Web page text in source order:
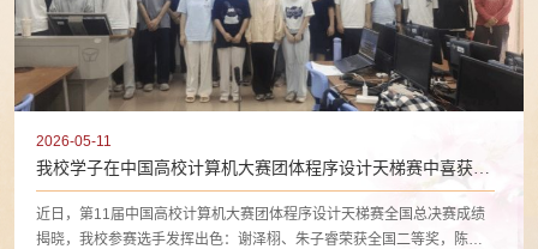
2026-05-11
我校学子在中国高校计算机大赛团体程序设计天梯赛中喜获佳
近日，第11届中国高校计算机大赛团体程序设计天梯赛全国总决赛成绩
揭晓，我校参赛选手发挥出色：谢泽栩、朱子睿荣获全国二等奖，陈思